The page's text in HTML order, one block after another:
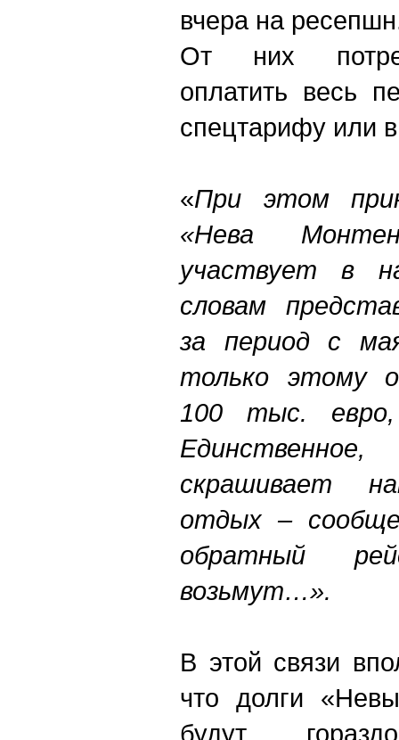
вчера на
От них
оплатить весь
спецтарифу или
«При этом
«Нева
участвует в
словам
за период с
только этому
100 тыс. евро,
скрашивает
отдых –
обратный
возьмут…».
В этой связи
что долги
будут